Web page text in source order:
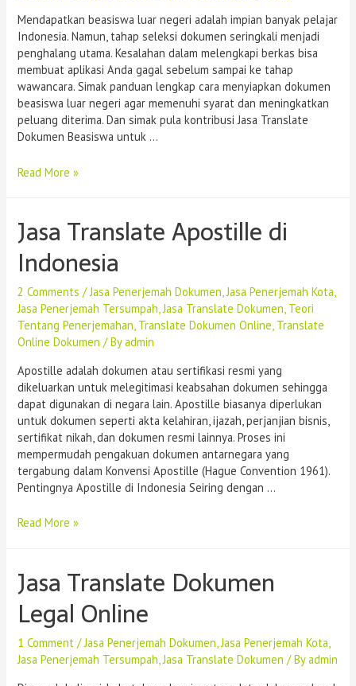
Mendapatkan beasiswa luar negeri adalah impian banyak pelajar
Indonesia. Namun, tahap seleksi dokumen seringkali menjadi
penghalang utama. Kesalahan dalam melengkapi berkas bisa
membuat aplikasi Anda gagal sebelum sampai ke tahap
wawancara. Simak panduan lengkap cara menyiapkan dokumen
beasiswa luar negeri agar memenuhi syarat dan meningkatkan
peluang diterima. Dan simak pula kontribusi Jasa Translate
Dokumen Beasiswa untuk …
Read More »
Jasa Translate Apostille di
Indonesia
2 Comments /Jasa Penerjemah Dokumen,Jasa Penerjemah Kota,
Jasa Penerjemah Tersumpah,Jasa Translate Dokumen, Teori
Tentang Penerjemahan, Translate Dokumen Online, Translate
Online Dokumen / Byadmin
Apostille adalah dokumen atau sertifikasi resmi yang
dikeluarkan untuk melegitimasi keabsahan dokumen sehingga
dapat digunakan di negara lain. Apostille biasanya diperlukan
untuk dokumen seperti akta kelahiran, ijazah, perjanjian bisnis,
sertifikat nikah, dan dokumen resmi lainnya. Proses ini
mempermudah pengakuan dokumen antarnegara yang
tergabung dalam Konvensi Apostille (Hague Convention 1961).
Pentingnya Apostille di Indonesia Seiring dengan …
Read More »
Jasa Translate Dokumen
Legal Online
1 Comment /Jasa Penerjemah Dokumen,Jasa Penerjemah Kota,
Jasa Penerjemah Tersumpah,Jasa Translate Dokumen / Byadmin